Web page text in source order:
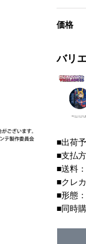
価格
バリ
■出荷
■支払
■送料
■クレ
■形態
■同時